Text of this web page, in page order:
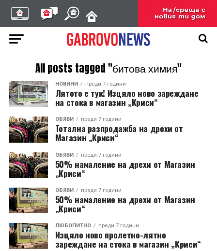
All posts tagged "битова химия"
НОВИНИ преди 7 години
Лятото е тук! Изцяло ново зареждане
на стока в магазин „Криси“
ОБЯВИ преди 7 години
Тотална разпродажба на дрехи от
Магазин „Криси“
ОБЯВИ преди 7 години
50% намаление на дрехи от Магазин
„Криси“
ОБЯВИ преди 7 години
50% намаление на дрехи от Магазин
„Криси“
ЛЮБОПИТНО преди 7 години
Изцяло ново пролетно-лятно
зареждане на стока в магазин „Криси“